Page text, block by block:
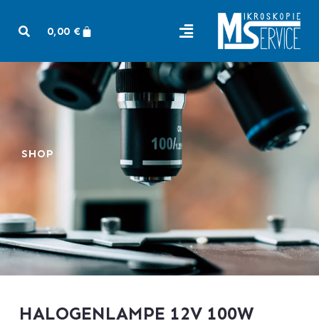
0,00 €
SHOP
HALOGENLAMPE 12V 100W